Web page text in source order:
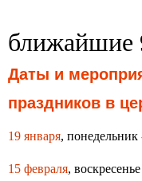
ближайшие
Даты и
праздников в
19 января, понедельник
15 февраля,